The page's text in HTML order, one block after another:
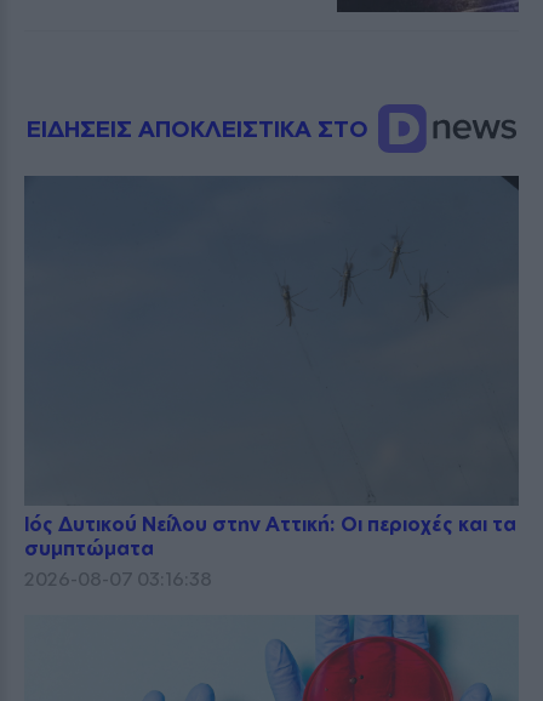
ΕΙΔΗΣΕΙΣ ΑΠΟΚΛΕΙΣΤΙΚΑ ΣΤΟ
Ιός Δυτικού Νείλου στην Αττική: Οι περιοχές και τα
συμπτώματα
2026-08-07 03:16:38